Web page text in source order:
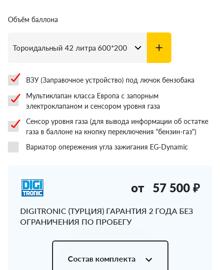
Объём баллона
ВЗУ (Заправочное устройство) под лючок бензобака
Мультиклапан класса Европа с запорным
электроклапаном и сенсором уровня газа
Сенсор уровня газа (для вывода информации об остатке
газа в баллоне на кнопку переключения "бензин-газ")
Вариатор опережения угла зажигания EG-Dynamic
DIGITRONIC (ТУРЦИЯ) ГАРАНТИЯ 2 ГОДА БЕЗ
ОГРАНИЧЕНИЯ ПО ПРОБЕГУ
от 57 500 ₽
Состав комплекта